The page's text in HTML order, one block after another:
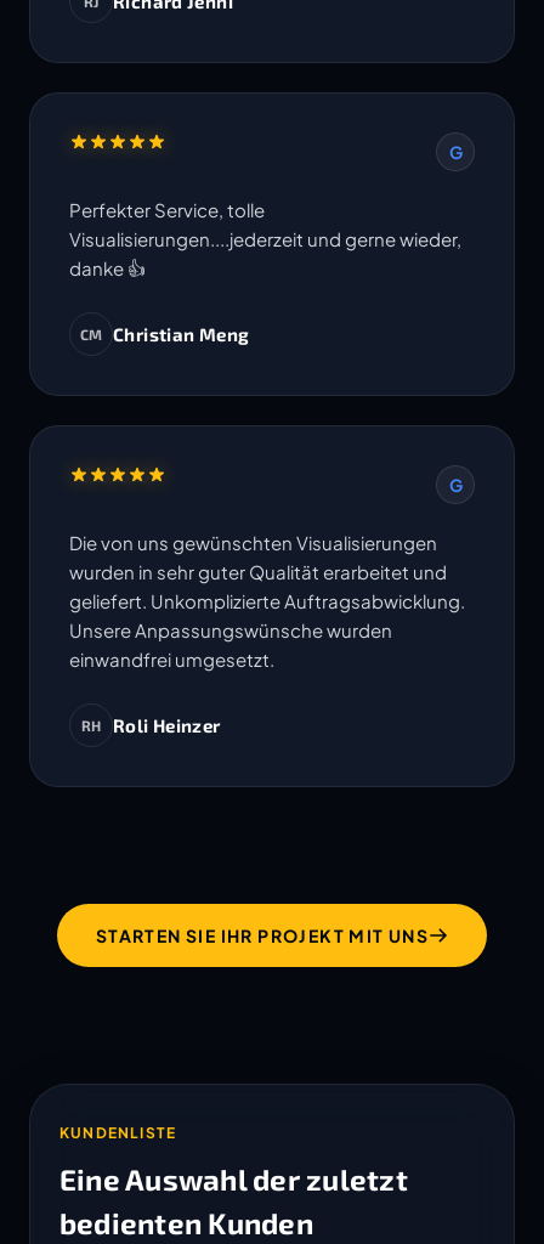
G
Perfekter Service, tolle
Visualisierungen....jederzeit und gerne wieder,
danke 👍
CM Christian Meng
G
Die von uns gewünschten Visualisierungen
wurden in sehr guter Qualität erarbeitet und
geliefert. Unkomplizierte Auftragsabwicklung.
Unsere Anpassungswünsche wurden
einwandfrei umgesetzt.
RH Roli Heinzer
STARTEN SIE IHR PROJEKT MIT UNS
KUNDENLISTE
Eine Auswahl der zuletzt
bedienten Kunden